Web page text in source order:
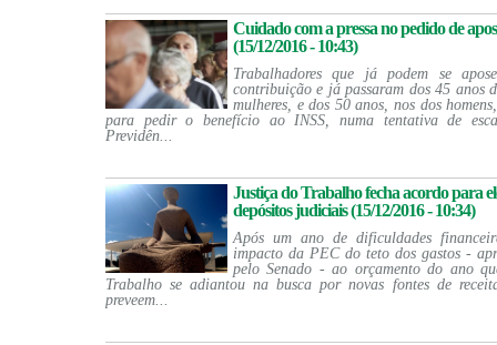
Cuidado com a pressa no pedido de
(15/12/2016 - 10:43)
Trabalhadores que já podem se
contribuição e já passaram dos 45 anos
mulheres, e dos 50 anos, nos dos
para pedir o benefício ao INSS, numa tentativa de
Previdên...
Justiça do Trabalho fecha acordo para
depósitos judiciais (15/12/2016 - 10:34)
Após um ano de dificuldades
impacto da PEC do teto dos gastos -
pelo Senado - ao orçamento do ano
Trabalho se adiantou na busca por novas fontes de
preveem...